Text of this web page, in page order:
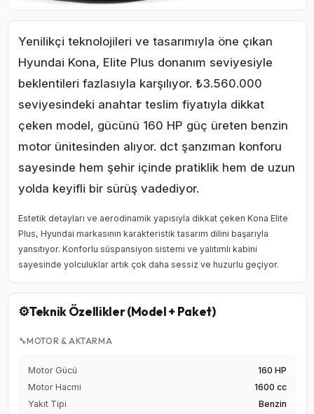
Yenilikçi teknolojileri ve tasarımıyla öne çıkan
Hyundai Kona, Elite Plus donanım seviyesiyle
beklentileri fazlasıyla karşılıyor. ₺3.560.000
seviyesindeki anahtar teslim fiyatıyla dikkat
çeken model, gücünü 160 HP güç üreten benzin
motor ünitesinden alıyor. dct şanzıman konforu
sayesinde hem şehir içinde pratiklik hem de uzun
yolda keyifli bir sürüş vadediyor.
Estetik detayları ve aerodinamik yapısıyla dikkat çeken Kona Elite
Plus, Hyundai markasının karakteristik tasarım dilini başarıyla
yansıtıyor. Konforlu süspansiyon sistemi ve yalıtımlı kabini
sayesinde yolculuklar artık çok daha sessiz ve huzurlu geçiyor.
⚙️Teknik Özellikler (Model + Paket)
🔧MOTOR & AKTARMA
Motor Gücü
160 HP
Motor Hacmi
1600 cc
Yakıt Tipi
Benzin